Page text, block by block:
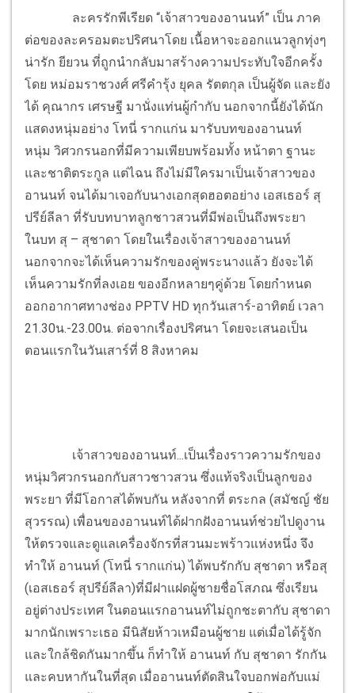
ละครรักพีเรียด “เจ้าสาวของอานนท์” เป็น ภาค
ต่อของละครอมตะปริศนาโดย เนื้อหาจะออกแนวลูกทุ่งๆ
น่ารัก ยียวน ที่ถูกนำกลับมาสร้างความประทับใจอีกครั้ง
โดย หม่อมราชวงศ์ ศรีคำรุ้ง ยุคล รัตตกุล เป็นผู้จัด และยัง
ได้ คุณากร เศรษฐี มานั่งแท่นผู้กำกับ นอกจากนี้ยังได้นัก
แสดงหนุ่มอย่าง โทนี่ รากแก่น มารับบทของอานนท์
หนุ่ม วิศวกรนอกที่มีความเพียบพร้อมทั้ง หน้าตา ฐานะ
และชาติตระกูล แต่ไฉน ถึงไม่มีใครมาเป็นเจ้าสาวของ
อานนท์ จนได้มาเจอกับนางเอกสุดฮอตอย่าง เอสเธอร์ สุ
ปรีย์ลีลา ที่รับบทบาทลูกชาวสวนที่มีพ่อเป็นถึงพระยา
ในบท สุ – สุชาดา โดยในเรื่องเจ้าสาวของอานนท์
นอกจากจะได้เห็นความรักของคู่พระนางแล้ว ยังจะได้
เห็นความรักที่ลงเอย ของอีกหลายๆคู่ด้วย โดยกำหนด
ออกอากาศทางช่อง PPTV HD ทุกวันเสาร์-อาทิตย์ เวลา
21.30น.-23.00น. ต่อจากเรื่องปริศนา โดยจะเสนอเป็น
ตอนแรกในวันเสาร์ที่ 8 สิงหาคม
เจ้าสาวของอานนท์...เป็นเรื่องราวความรักของ
หนุ่มวิศวกรนอกกับสาวชาวสวน ซึ่งแท้จริงเป็นลูกของ
พระยา ที่มีโอกาสได้พบกัน หลังจากที่ ตระกล (สมัชญ์ ชัย
สุวรรณ) เพื่อนของอานนท์ได้ฝากฝังอานนท์ช่วยไปดูงาน
ให้ตรวจและดูแลเครื่องจักรที่สวนมะพร้าวแห่งหนึ่ง จึง
ทำให้ อานนท์ (โทนี่ รากแก่น) ได้พบรักกับ สุชาดา หรือสุ
(เอสเธอร์ สุปรีย์ลีลา)ที่มีฝาแฝดผู้ชายชื่อโสภณ ซึ่งเรียน
อยู่ต่างประเทศ ในตอนแรกอานนท์ไม่ถูกชะตากับ สุชาดา
มากนักเพราะเธอ มีนิสัยห้าวเหมือนผู้ชาย แต่เมื่อได้รู้จัก
และใกล้ชิดกันมากขึ้น ก็ทำให้ อานนท์ กับ สุชาดา รักกัน
และคบหากันในที่สุด เมื่ออานนท์ตัดสินใจบอกพ่อกับแม่